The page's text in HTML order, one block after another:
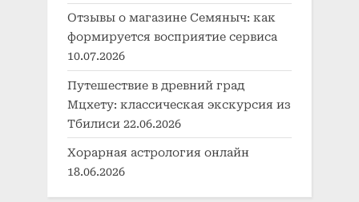
Отзывы о магазине Семяныч: как
формируется восприятие сервиса
10.07.2026
Путешествие в древний град
Мцхету: классическая экскурсия из
Тбилиси 22.06.2026
Хорарная астрология онлайн
18.06.2026